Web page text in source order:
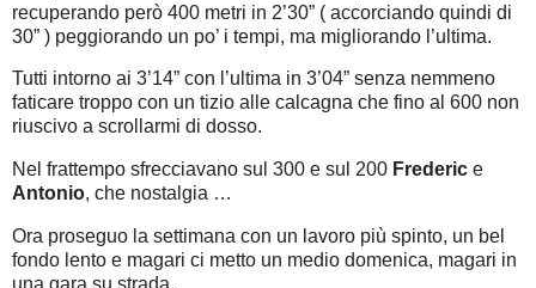
recuperando però 400 metri in 2’30” ( accorciando quindi di
30” ) peggiorando un po’ i tempi, ma migliorando l’ultima.
Tutti intorno ai 3’14” con l’ultima in 3’04” senza nemmeno
faticare troppo con un tizio alle calcagna che fino al 600 non
riuscivo a scrollarmi di dosso.
Nel frattempo sfrecciavano sul 300 e sul 200 Frederic e
Antonio, che nostalgia …
Ora proseguo la settimana con un lavoro più spinto, un bel
fondo lento e magari ci metto un medio domenica, magari in
una gara su strada.